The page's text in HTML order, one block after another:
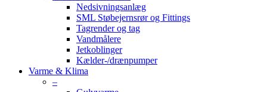
Nedsivningsanlæg
SML Støbejernsrør og Fittings
Tagrender og tag
Vandmålere
Jetkoblinger
Kælder-/drænpumper
Varme & Klima
–